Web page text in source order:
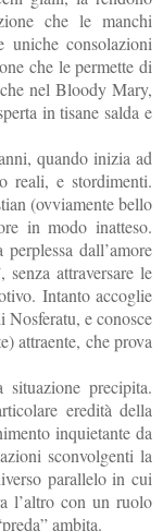
che le manchi
uniche consolazioni
che le permette di
nel Bloody Mary,
in tisane salda e
quando inizia ad
reali, e stordimenti.
(ovviamente bello
in modo inatteso.
dall’amore
attraversare le
Intanto accoglie
e conosce
attraente, che prova
precipita.
eredità della
inquietante da
sconvolgenti la
parallelo in cui
l’altro con un ruolo
ambita.